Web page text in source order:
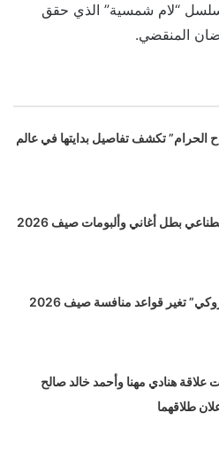
“لام شمسية” الذي حقق
المنقضي.
الحرام” تكشف تفاصيل بدايتها في عالم
بطل أغاني وألبومات صيف 2026
تغير قواعد منافسة صيف 2026
علاقة هنادي مهنا وأحمد خالد صالح
طلاقهما